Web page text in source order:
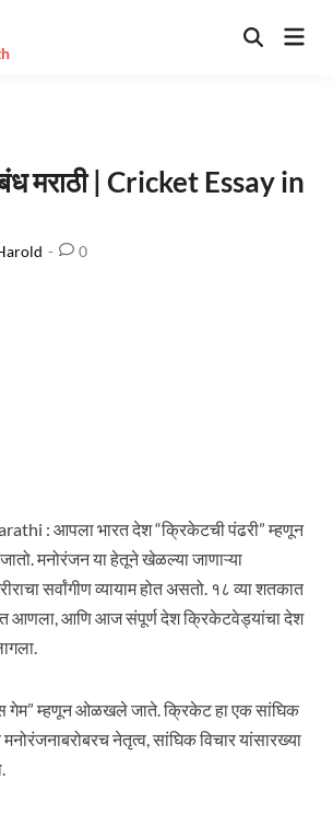
Open
मराठी | Cricket Essay in
- 0
: आपला भारत देश “क्रिकेटची पंढरी” म्हणून
मनोरंजन या हेतूने खेळल्या जाणाऱ्या
सर्वांगीण व्यायाम होत असतो. १८ व्या शतकात
आणला, आणि आज संपूर्ण देश क्रिकेटवेड्यांचा देश
गेम” म्हणून ओळखले जाते. क्रिकेट हा एक सांघिक
नेतृत्व, सांघिक विचार यांसारख्या